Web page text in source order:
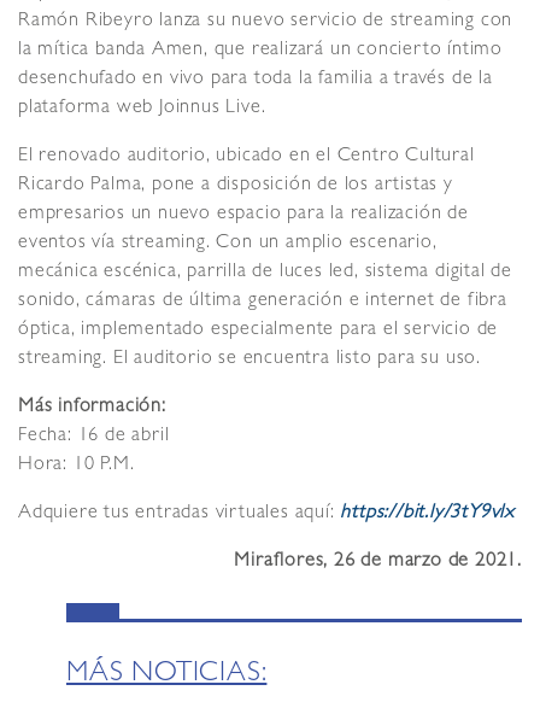
Ramón Ribeyro lanza su nuevo servicio de streaming con
la mítica banda Amen, que realizará un concierto íntimo
desenchufado en vivo para toda la familia a través de la
plataforma web Joinnus Live.
El renovado auditorio, ubicado en el Centro Cultural
Ricardo Palma, pone a disposición de los artistas y
empresarios un nuevo espacio para la realización de
eventos vía streaming. Con un amplio escenario,
mecánica escénica, parrilla de luces led, sistema digital de
sonido, cámaras de última generación e internet de fibra
óptica, implementado especialmente para el servicio de
streaming. El auditorio se encuentra listo para su uso.
Más información:
Fecha: 16 de abril
Hora: 10 P.M.
Adquiere tus entradas virtuales aquí: https://bit.ly/3tY9vlx
Miraflores, 26 de marzo de 2021.
MÁS NOTICIAS: